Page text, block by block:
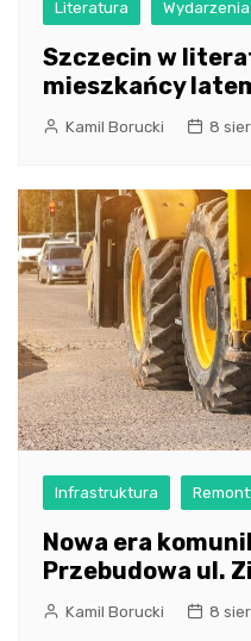
Literatura Wydarzenia
Szczecin w
mieszkańcy
Kamil Borucki 8
Infrastruktura
Nowa era
Przebudowa ul.
Kamil Borucki 8